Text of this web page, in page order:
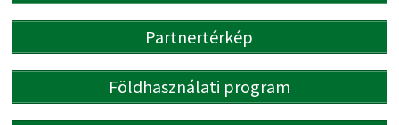
Partnertérkép
Földhasználati program